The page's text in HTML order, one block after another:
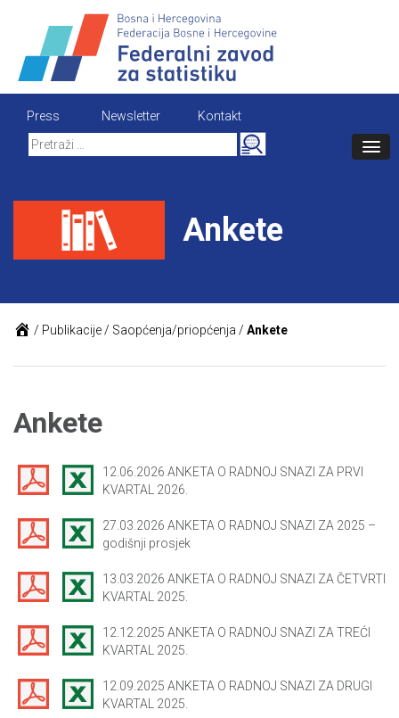
content
Press Newsletter
Kontakt
Search
for:
Ankete
/ Publikacije/ Saopćenja/priopćenja / Ankete
Ankete
12.06.2026 ANKETA O RADNOJ SNAZI ZA PRVI
KVARTAL 2026.
27.03.2026 ANKETA O RADNOJ SNAZI ZA 2025 –
godišnji prosjek
13.03.2026 ANKETA O RADNOJ SNAZI ZA ČETVRTI
KVARTAL 2025.
12.12.2025 ANKETA O RADNOJ SNAZI ZA TREĆI
KVARTAL 2025.
12.09.2025 ANKETA O RADNOJ SNAZI ZA DRUGI
KVARTAL 2025.